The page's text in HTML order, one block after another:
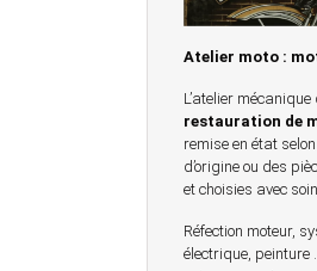
Atelier moto :
L’atelier
restauration de
remise en état
d’origine ou des
et choisies avec
Réfection moteur,
électrique,